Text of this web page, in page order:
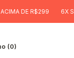
R$299 6X SEM
(0)